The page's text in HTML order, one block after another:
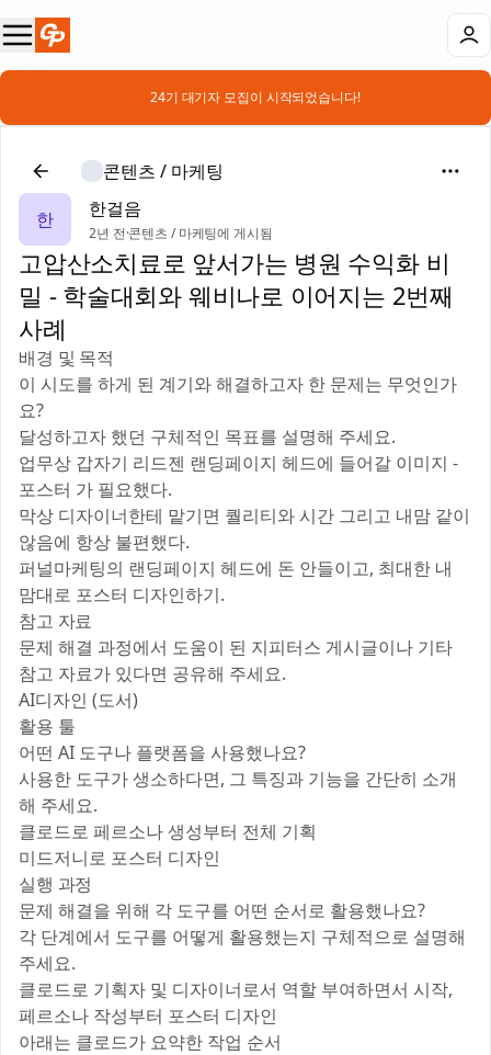
📣 24기 대기자 모집이 시작되었습니다!
콘텐츠 / 마케팅
한
한걸음
2년 전·콘텐츠 / 마케팅에 게시됨
고압산소치료로 앞서가는 병원 수익화 비
밀 - 학술대회와 웨비나로 이어지는 2번째
사례
배경 및 목적
‎이 시도를 하게 된 계기와 해결하고자 한 문제는 무엇인가
요?
달성하고자 했던 구체적인 목표를 설명해 주세요.
업무상 갑자기 리드젠 랜딩페이지 헤드에 들어갈 이미지 -
포스터 가 필요했다.
막상 디자이너한테 맡기면 퀄리티와 시간 그리고 내맘 같이
않음에 항상 불편했다.
퍼널마케팅의 랜딩페이지 헤드에 돈 안들이고, 최대한 내
맘대로 포스터 디자인하기.
참고 자료
‎문제 해결 과정에서 도움이 된 지피터스 게시글이나 기타
참고 자료가 있다면 공유해 주세요.
AI디자인 (도서)
활용 툴
‎어떤 AI 도구나 플랫폼을 사용했나요?
사용한 도구가 생소하다면, 그 특징과 기능을 간단히 소개
해 주세요.
클로드로 페르소나 생성부터 전체 기획
미드저니로 포스터 디자인
실행 과정
‎문제 해결을 위해 각 도구를 어떤 순서로 활용했나요?
각 단계에서 도구를 어떻게 활용했는지 구체적으로 설명해
주세요.
클로드로 기획자 및 디자이너로서 역할 부여하면서 시작,
페르소나 작성부터 포스터 디자인
아래는 클로드가 요약한 작업 순서